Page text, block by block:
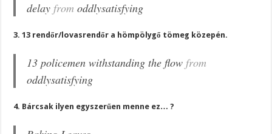
delay fromoddlysatisfying
3. 13 rendőr/lovasrendőr a hömpölygő tömeg közepén.
13 policemen withstanding the flow from
oddlysatisfying
4. Bárcsak ilyen egyszerűen menne ez… ?